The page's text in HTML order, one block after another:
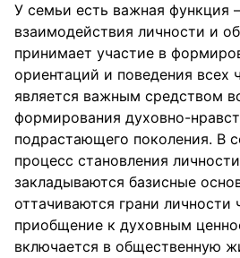
У семьи есть важная функция
взаимодействия личности и
принимает участие в
ориентаций и поведения всех
является важным средством
формирования духовно-
подрастающего поколения. В
процесс становления
закладываются базисные
оттачиваются грани личности
приобщение к духовным
включается в общественную